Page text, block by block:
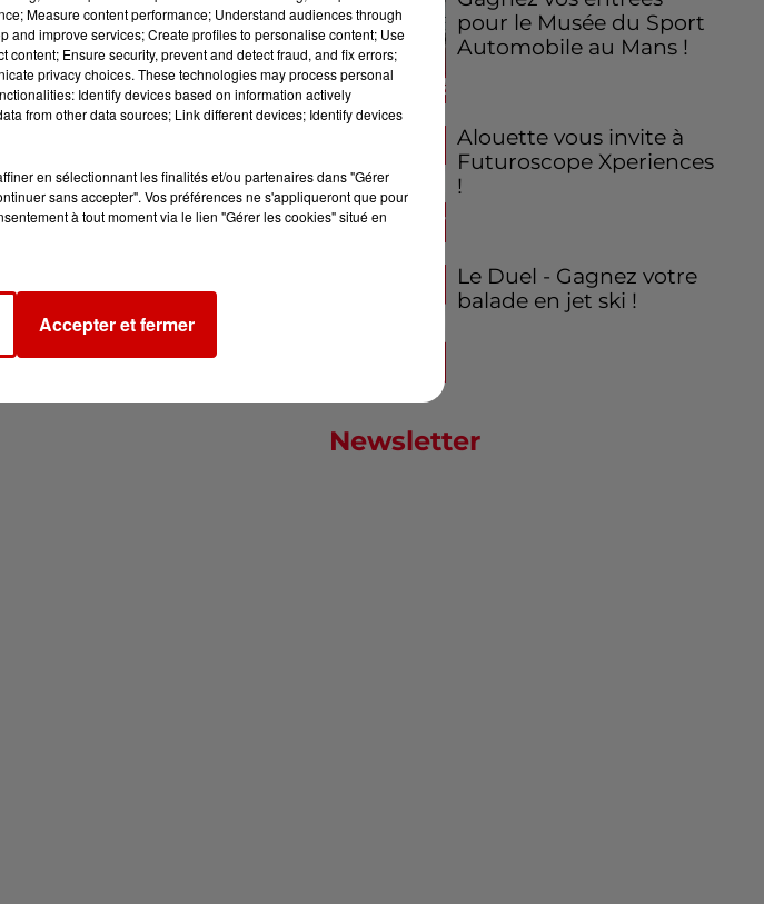
pour le Musée du Sport
Automobile au Mans !
Alouette vous invite à
Futuroscope Xperiences
!
Le Duel - Gagnez votre
balade en jet ski !
Newsletter
Measure content performance; Understand audiences through
and improve services; Create profiles to personalise content; Use
Ensure security, prevent and detect fraud, and fix errors;
privacy choices. These technologies may process personal
Identify devices based on information actively
from other data sources; Link different devices; Identify devices
en sélectionnant les finalités et/ou partenaires dans "Gérer
sans accepter". Vos préférences ne s'appliqueront que pour
à tout moment via le lien "Gérer les cookies" situé en
Accepter et fermer